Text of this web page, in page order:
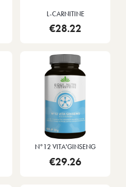
L-CARNITINE
€28.22
N°12 VITA'GINSENG
€29.26